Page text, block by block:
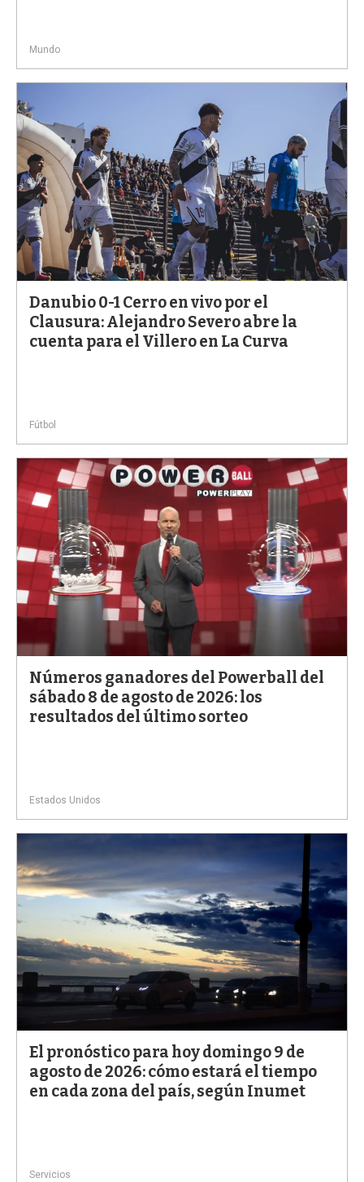
Mundo
Danubio 0-1 Cerro en vivo por el
Clausura: Alejandro Severo abre la
cuenta para el Villero en La Curva
Fútbol
Números ganadores del Powerball del
sábado 8 de agosto de 2026: los
resultados del último sorteo
Estados Unidos
El pronóstico para hoy domingo 9 de
agosto de 2026: cómo estará el tiempo
en cada zona del país, según Inumet
Servicios